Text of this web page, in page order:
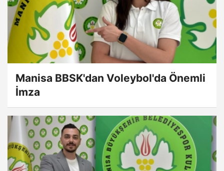
Manisa BBSK'dan Voleybol'da Önemli
İmza